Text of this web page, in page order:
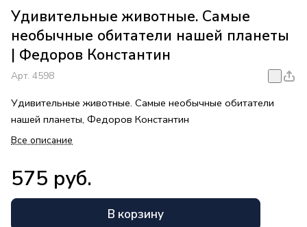
Удивительные животные. Самые
необычные обитатели нашей планеты
| Федоров Константин
Арт. 4598
Удивительные животные. Самые необычные обитатели
нашей планеты, Федоров Константин
Все описание
575 руб.
В корзину